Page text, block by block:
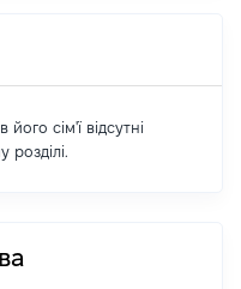
сім'ї відсутні
розділі.